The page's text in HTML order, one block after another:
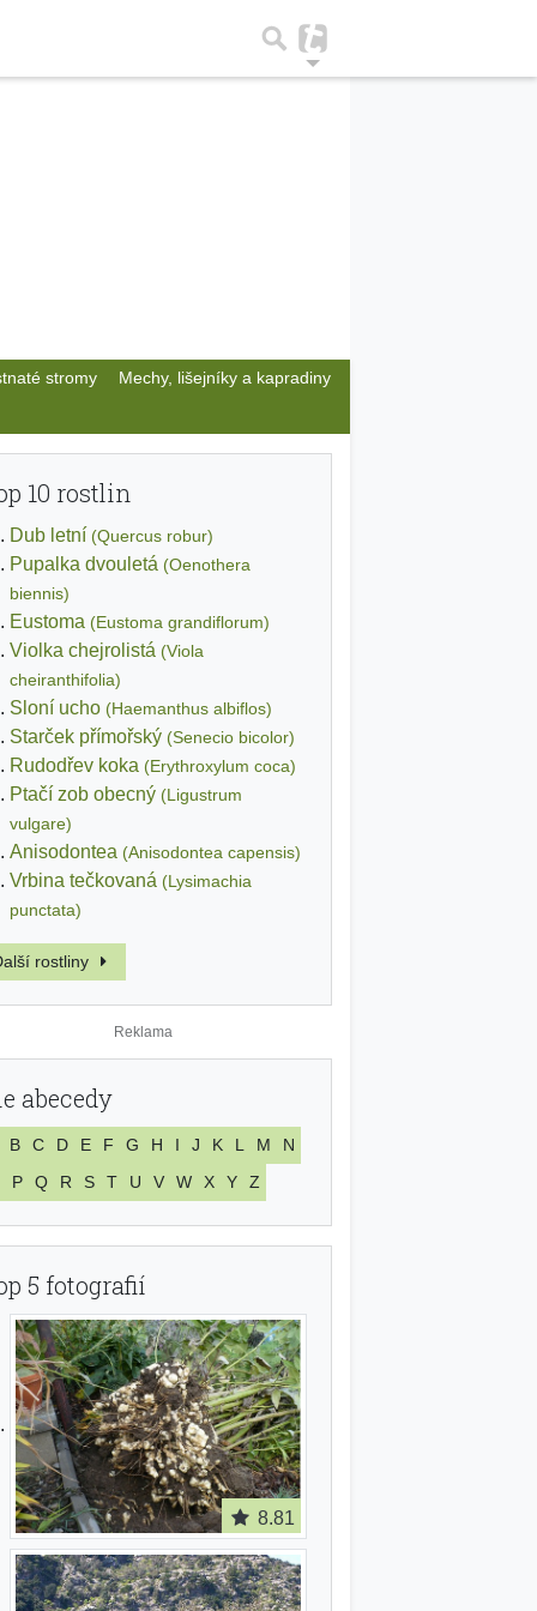
stromy Mechy, lišejníky a kapradiny
10 rostlin
Dub letní (Quercus robur)
Pupalka dvouletá (Oenothera
biennis)
Eustoma (Eustoma grandiflorum)
Violka chejrolistá (Viola
cheiranthifolia)
Sloní ucho (Haemanthus albiflos)
Starček přímořský (Senecio bicolor)
Rudodřev koka (Erythroxylum coca)
Ptačí zob obecný (Ligustrum
vulgare)
Anisodontea (Anisodontea capensis)
Vrbina tečkovaná (Lysimachia
punctata)
rostliny
abecedy
B C D E F G H I J K L M
N
P
Q R S T U V W X Y Z
5 fotografií
8.81